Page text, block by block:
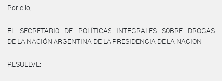
Por ello,
EL SECRETARIO DE POLÍTICAS INTEGRALES SOBRE DROGAS
DE LA NACIÓN ARGENTINA DE LA PRESIDENCIA DE LA NACION
RESUELVE: